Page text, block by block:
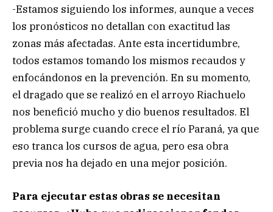
-Estamos siguiendo los informes, aunque a veces
los pronósticos no detallan con exactitud las
zonas más afectadas. Ante esta incertidumbre,
todos estamos tomando los mismos recaudos y
enfocándonos en la prevención. En su momento,
el dragado que se realizó en el arroyo Riachuelo
nos benefició mucho y dio buenos resultados. El
problema surge cuando crece el río Paraná, ya que
eso tranca los cursos de agua, pero esa obra
previa nos ha dejado en una mejor posición.
Para ejecutar estas obras se necesitan